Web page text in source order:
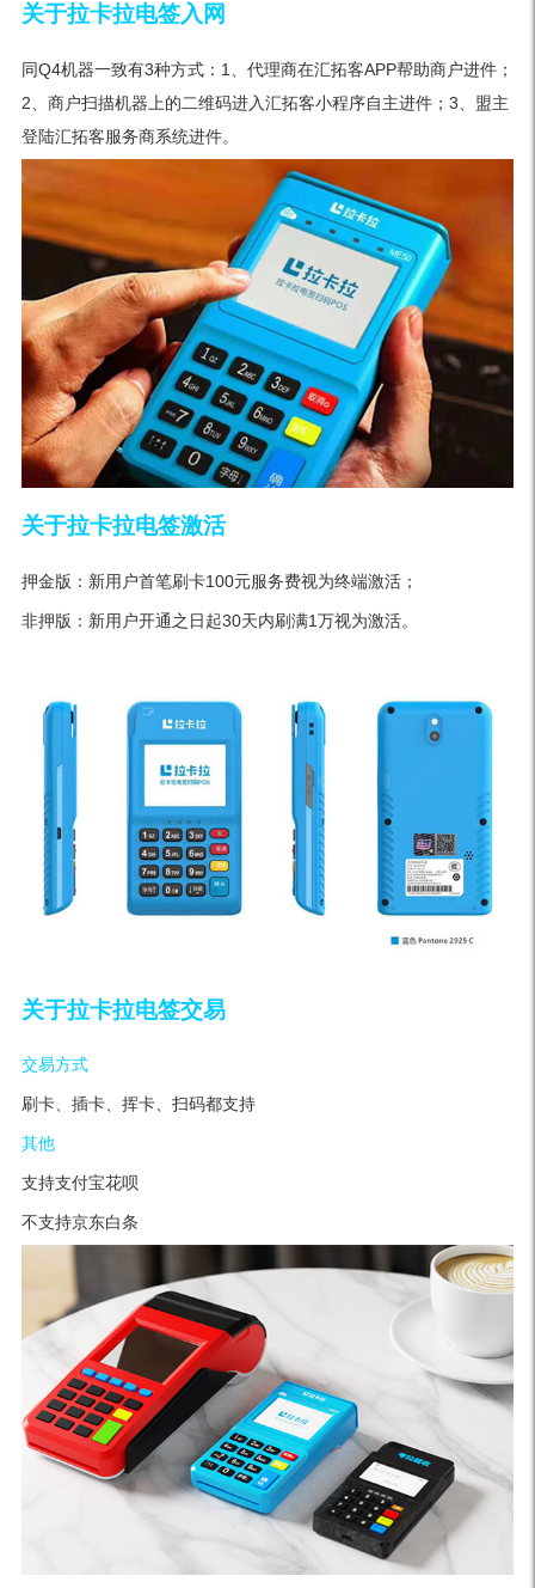
关于拉卡拉电签入网
同Q4机器一致有3种方式：1、代理商在汇拓客APP帮助商户进件；
2、商户扫描机器上的二维码进入汇拓客小程序自主进件；3、盟主
登陆汇拓客服务商系统进件。
关于拉卡拉电签激活
押金版：新用户首笔刷卡100元服务费视为终端激活；
非押版：新用户开通之日起30天内刷满1万视为激活。
关于拉卡拉电签交易
交易方式
刷卡、插卡、挥卡、扫码都支持
其他
支持支付宝花呗
不支持京东白条